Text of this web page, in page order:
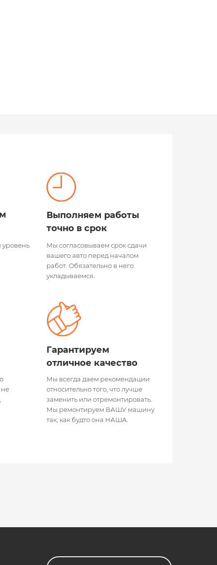
Выполняем работы
точно в срок
Мы согласовываем срок сдачи
вашего авто перед началом
работ. Обязательно в него
укладываемся.
уровень
не
Гарантируем
отличное качество
Мы всегда даем рекомендации
относительно того, что лучше
заменить или отремонтировать.
Мы ремонтируем ВАШУ машину
так, как будто она НАША.​